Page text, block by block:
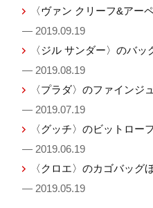
〈ヴァン クリーフ&アー
— 2019.09.19
〈ジル サンダー〉のバッ
— 2019.08.19
〈プラダ〉のファインジ
— 2019.07.19
〈グッチ〉のビットロー
— 2019.06.19
〈クロエ〉のカゴバッグ
— 2019.05.19